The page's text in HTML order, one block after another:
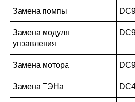
Замена помпы
Замена модуля
управления
Замена мотора
Замена ТЭНа